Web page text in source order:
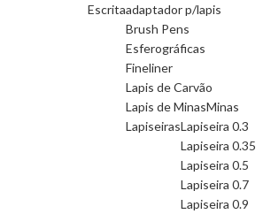
Escritaadaptador p/lapis
Brush Pens
Esferográficas
Fineliner
Lapis de Carvão
Lapis de MinasMinas
LapiseirasLapiseira 0.3
Lapiseira 0.35
Lapiseira 0.5
Lapiseira 0.7
Lapiseira 0.9